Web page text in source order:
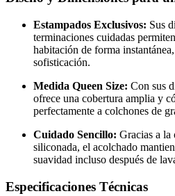
Estampados Exclusivos: Sus
terminaciones cuidadas
habitación de forma
sofisticación.
Medida Queen Size: Con sus
ofrece una cobertura amplia y
perfectamente a colchones de
Cuidado Sencillo: Gracias a la
siliconada, el acolchado
suavidad incluso después de
Especificaciones Técnicas